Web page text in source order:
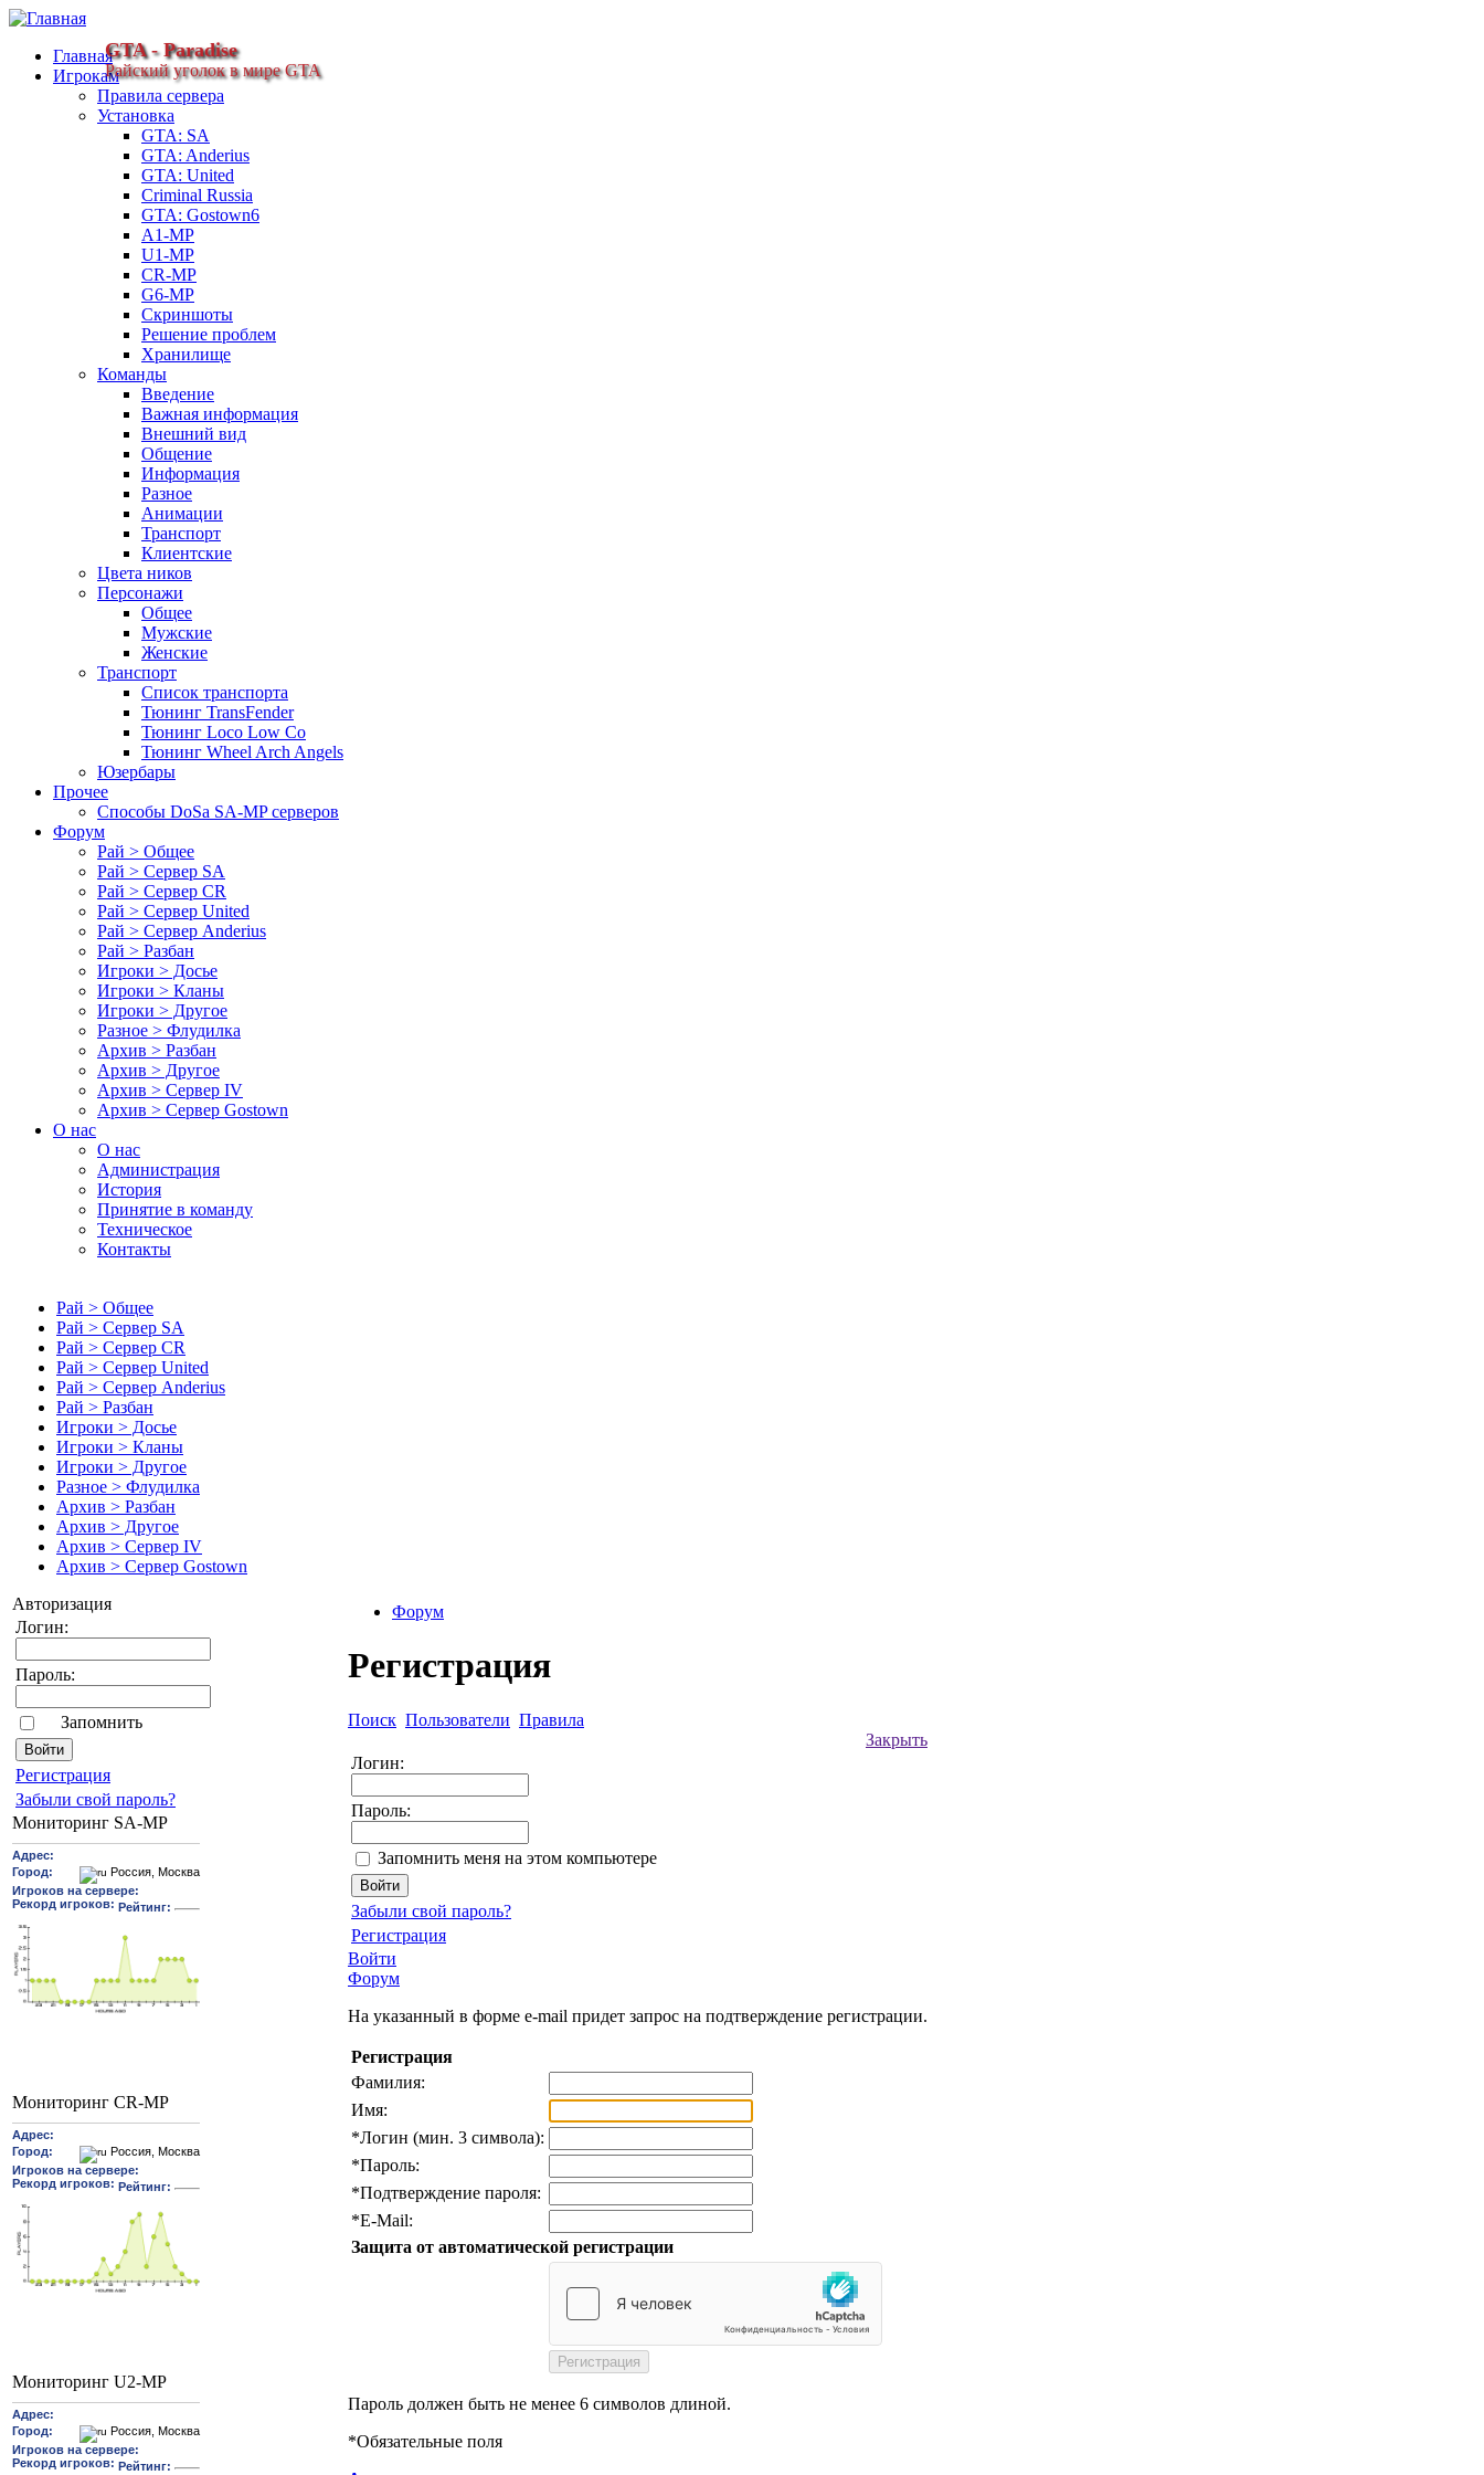
GTA - Paradise
Райский уголок в мире GTA
Главная
Игрокам
Правила сервера
Установка
GTA: SA
GTA: Anderius
GTA: United
Criminal Russia
GTA: Gostown6
A1-MP
U1-MP
CR-MP
G6-MP
Скриншоты
Решение проблем
Хранилище
Команды
Введение
Важная информация
Внешний вид
Общение
Информация
Разное
Анимации
Транспорт
Клиентские
Цвета ников
Персонажи
Общее
Мужские
Женские
Транспорт
Список транспорта
Тюнинг TransFender
Тюнинг Loco Low Co
Тюнинг Wheel Arch Angels
Юзербары
Прочее
Cпособы DoSа SA-MP серверов
Форум
Рай > Общее
Рай > Сервер SA
Рай > Сервер CR
Рай > Сервер United
Рай > Сервер Anderius
Рай > Разбан
Игроки > Досье
Игроки > Кланы
Игроки > Другое
Разное > Флудилка
Архив > Разбан
Архив > Другое
Архив > Сервер IV
Архив > Сервер Gostown
О нас
О нас
Администрация
История
Принятие в команду
Техническое
Контакты
Рай > Общее
Рай > Сервер SA
Рай > Сервер CR
Рай > Сервер United
Рай > Сервер Anderius
Рай > Разбан
Игроки > Досье
Игроки > Кланы
Игроки > Другое
Разное > Флудилка
Архив > Разбан
Архив > Другое
Архив > Сервер IV
Архив > Сервер Gostown
Авторизация
Логин:
Пароль:
Запомнить
Pегиcтрaция
Забыли свой пароль?
Мониторинг SA-MP
Мониторинг CR-MP
Мониторинг U2-MP
Форум
Регистрация
Поиск Пользователи Правила
Закрыть
Логин:
Пароль:
Запомнить меня на этом компьютере
Забыли свой пароль?
Регистрация
Войти
Форум
На указанный в форме e-mail придет запрос на подтверждение регистрации.
Регистрация
Фамилия:
Имя:
*Логин (мин. 3 символа):
*Пароль:
*Подтверждение пароля:
*E-Mail:
Защита от автоматической регистрации
Пароль должен быть не менее 6 символов длиной.
*Обязательные поля